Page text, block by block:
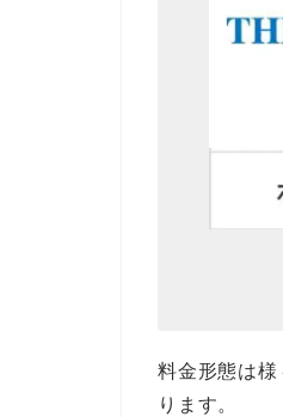
料金形態は
ります。